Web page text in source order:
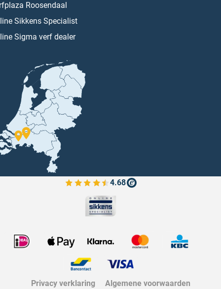
Roosendaal
Sikkens Specialist
Sigma verf dealer
4.68
Bekijk de verfplaza beoordelingen
Privacy verklaring Algemene voorwaarden